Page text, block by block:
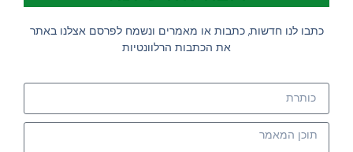
כתבו לנו חדשות, כתבות או מאמרים ונשמח לפרסם אצלנו באתר
את הכתבות הרלוונטיות